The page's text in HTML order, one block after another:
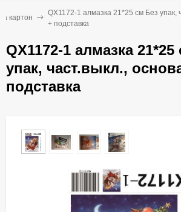
картон
QX1172-1 алмазка 21*25 см Без упак,
+ подставка
QX1172-1 алмазка
упак, част.выкл.,
подставка